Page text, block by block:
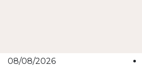
08/08/2026